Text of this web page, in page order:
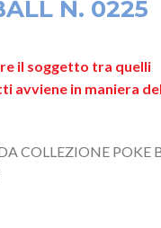
N. 0225
il soggetto tra quelli
avviene in maniera
COLLEZIONE POKE